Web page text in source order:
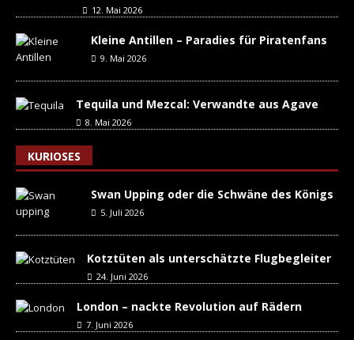
12. Mai 2026
Kleine Antillen – Paradies für Piratenfans
9. Mai 2026
Tequila und Mezcal: Verwandte aus Agave
8. Mai 2026
KURIOSES
Swan Upping oder die Schwäne des Königs
5. Juli 2026
Kotztüten als unterschätzte Flugbegleiter
24. Juni 2026
London – nackte Revolution auf Rädern
7. Juni 2026